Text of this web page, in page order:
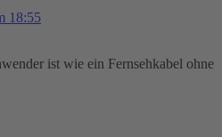
18:55
ist wie ein Fernsehkabel ohne